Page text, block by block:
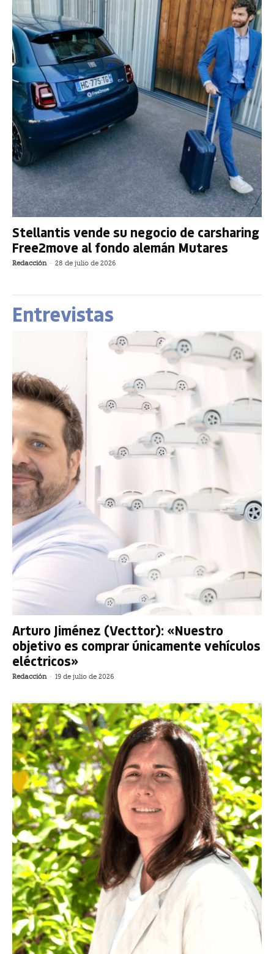
Stellantis vende su negocio de carsharing
Free2move al fondo alemán Mutares
Redacción - 28 de julio de 2026
Entrevistas
Arturo Jiménez (Vecttor): «Nuestro
objetivo es comprar únicamente vehículos
eléctricos»
Redacción - 19 de julio de 2026